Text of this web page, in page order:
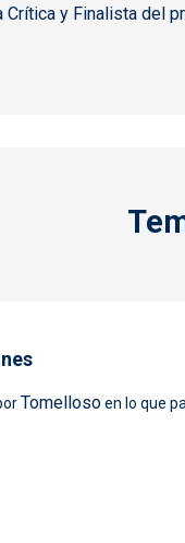
y Finalista del
Tomellosoen lo que